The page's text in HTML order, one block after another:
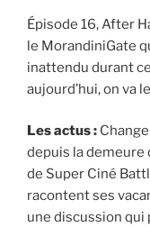
Épisode 16, After
le MorandiniGate
inattendu durant
aujourd’hui, on va
Les actus :
depuis la demeure
de Super Ciné
racontent ses
une discussion qui